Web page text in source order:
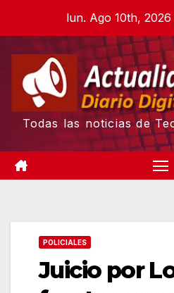
content
lun. Ago 10th, 2026
Todas las noticias de
POLICIALES
Juicio por